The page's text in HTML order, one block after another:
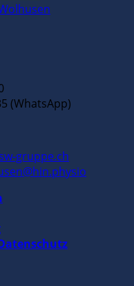
(WhatsApp)
gruppe.ch